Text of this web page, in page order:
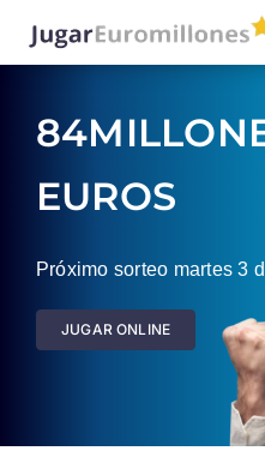
EUROS
Próximo sorteo martes 3
JUGAR ONLINE